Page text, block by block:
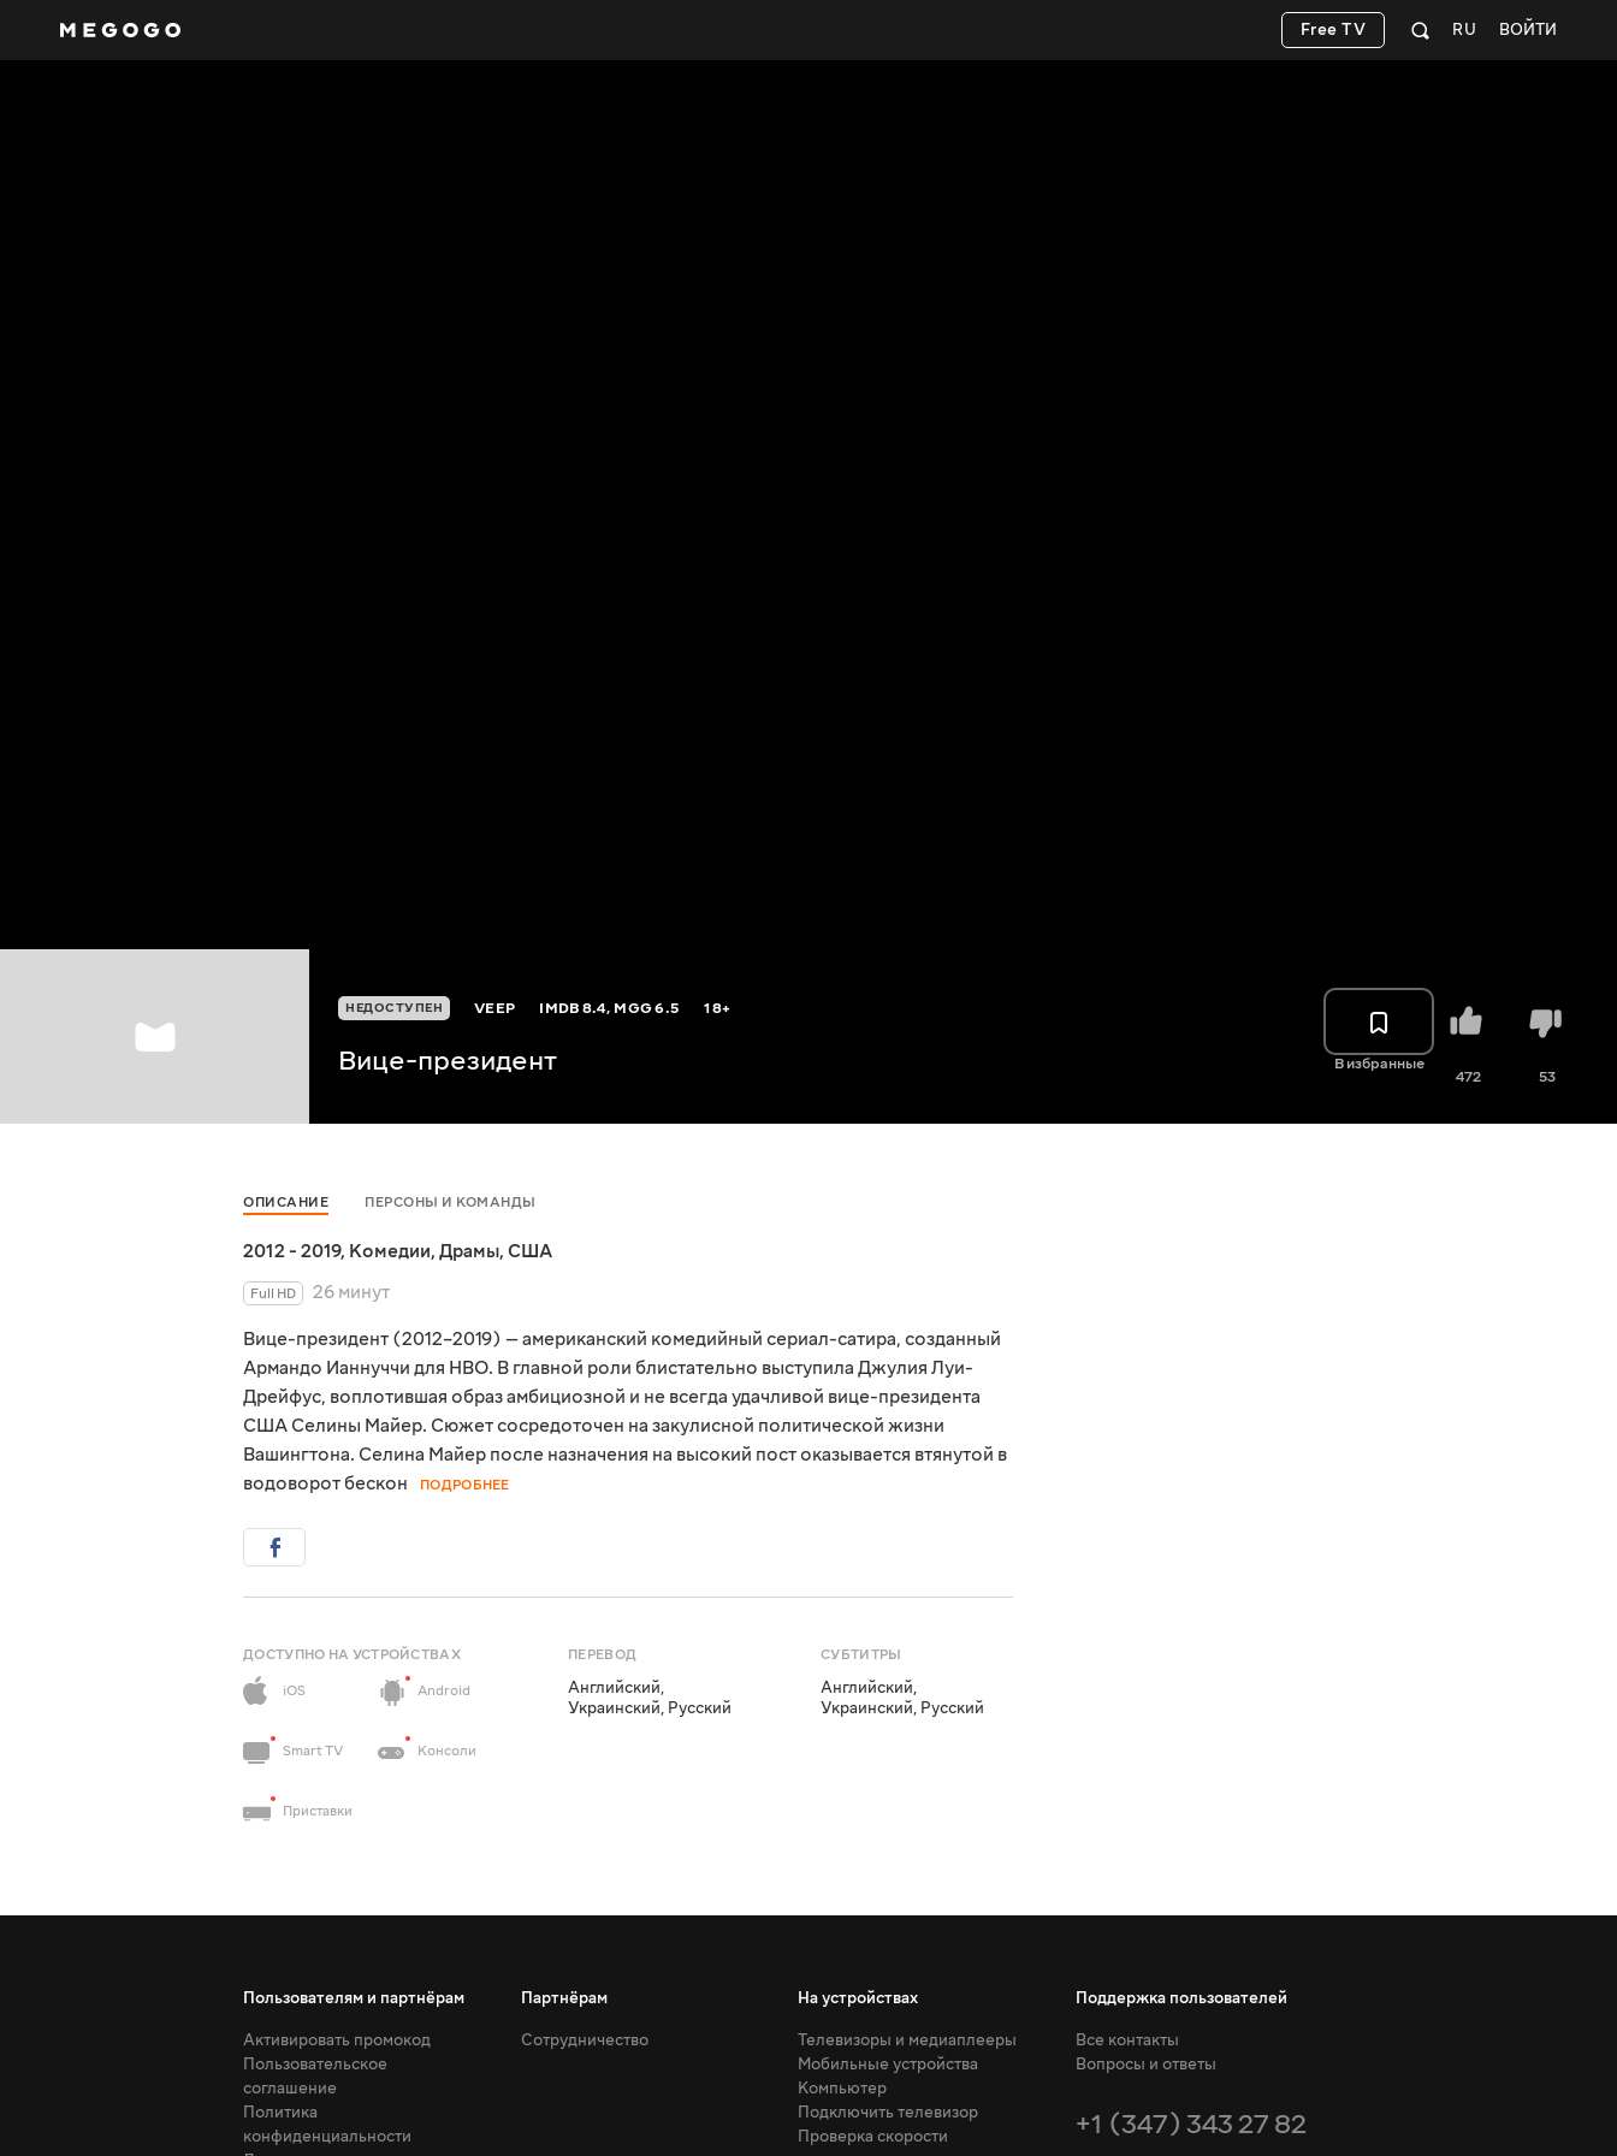
ВОЙТИ
RU
Free TV
НЕДОСТУПЕН VEEP IMDB8.4, MGG6.5 18+
Вице-президент В избранные
472 53
ОПИСАНИЕ ПЕРСОНЫ И КОМАНДЫ
2012 - 2019, Комедии, Драмы, США
Full HD
26 минут
Вице-президент (2012–2019) — американский комедийный сериал-сатира, созданный
Армандо Ианнуччи для HBO. В главной роли блистательно выступила Джулия Луи-
Дрейфус, воплотившая образ амбициозной и не всегда удачливой вице-президента
США Селины Майер. Сюжет сосредоточен на закулисной политической жизни
Вашингтона. Селина Майер после назначения на высокий пост оказывается втянутой в
водоворот бескон
ПОДРОБНЕЕ
ДОСТУПНО НА УСТРОЙСТВАХ
iOS
Android
Smart TV Консоли
Приставки
ПЕРЕВОД
Английский,
Украинский, Русский
СУБТИТРЫ
Английский,
Украинский, Русский
Пользователям и партнёрам
Активировать промокод
Пользовательское
соглашение
Политика
конфиденциальности
Партнёрам
Сотрудничество
На устройствах
Телевизоры и медиаплееры
Мобильные устройства
Компьютер
Подключить телевизор
Проверка скорости
Поддержка пользователей
Все контакты
Вопросы и ответы
+1 (347) 343 27 82